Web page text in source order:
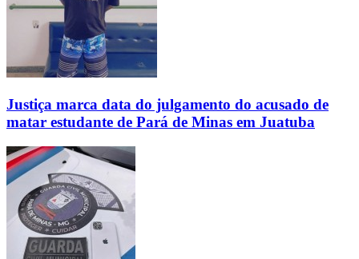
Justiça marca data do julgamento do acusado de
matar estudante de Pará de Minas em Juatuba